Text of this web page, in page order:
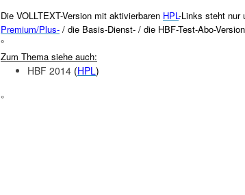
Die VOLLTEXT-Version mit aktivierbaren HPL-Links steht nur
Premium/Plus- / die Basis-Dienst- / die HBF-Test-Abo-Version
°
Zum Thema siehe auch:
HBF 2014 (HPL)
°